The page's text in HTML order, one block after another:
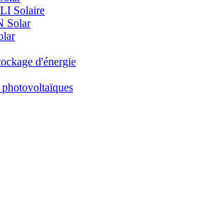
Solaire
Solar
d'énergie